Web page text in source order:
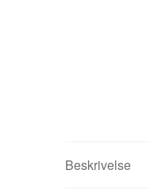
Beskrivelse